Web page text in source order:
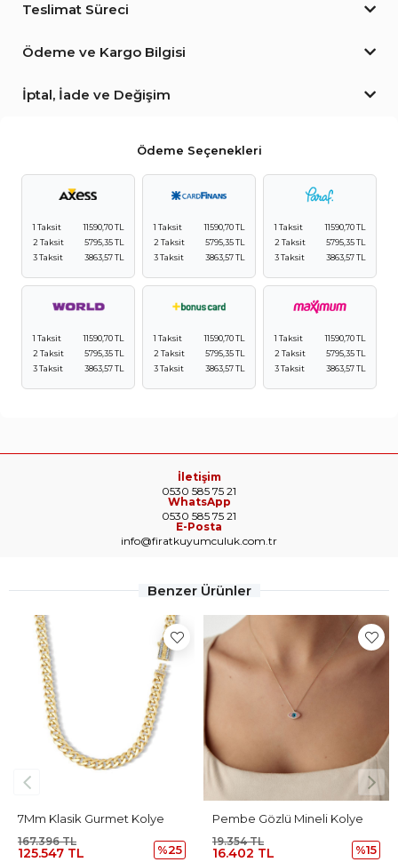
Teslimat Süreci
Ödeme ve Kargo Bilgisi
İptal, İade ve Değişim
Ödeme Seçenekleri
1 Taksit
11590,70 TL
2 Taksit
5795,35 TL
3 Taksit
3863,57 TL
1 Taksit
11590,70 TL
2 Taksit
5795,35 TL
3 Taksit
3863,57 TL
1 Taksit
11590,70 TL
2 Taksit
5795,35 TL
3 Taksit
3863,57 TL
1 Taksit
11590,70 TL
2 Taksit
5795,35 TL
3 Taksit
3863,57 TL
1 Taksit
11590,70 TL
2 Taksit
5795,35 TL
3 Taksit
3863,57 TL
1 Taksit
11590,70 TL
2 Taksit
5795,35 TL
3 Taksit
3863,57 TL
İletişim
0530 585 75 21
WhatsApp
0530 585 75 21
E-Posta
info@firatkuyumculuk.com.tr
Benzer Ürünler
7Mm Klasik Gurmet Kolye
125.547 TL
167.396 TL
%25
Pembe Gözlü Mineli Kolye
16.402 TL
19.354 TL
%15